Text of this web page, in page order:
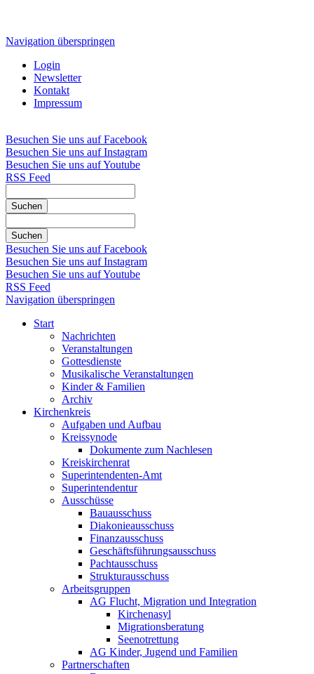
Navigation überspringen
Login
Newsletter
Kontakt
Impressum
Besuchen Sie uns auf Facebook
Besuchen Sie uns auf Instagram
Besuchen Sie uns auf Youtube
RSS Feed
Suchen
Suchen
Besuchen Sie uns auf Facebook
Besuchen Sie uns auf Instagram
Besuchen Sie uns auf Youtube
RSS Feed
Navigation überspringen
Start
Nachrichten
Veranstaltungen
Gottesdienste
Musikalische Veranstaltungen
Kinder & Familien
Archiv
Kirchenkreis
Aufgaben und Aufbau
Kreissynode
Dokumente zum Nachlesen
Kreiskirchenrat
Superintendenten-Amt
Superintendentur
Ausschüsse
Bauausschuss
Diakonieausschuss
Finanzausschuss
Geschäftsführungsausschuss
Pachtausschuss
Strukturausschuss
Arbeitsgruppen
AG Flucht, Migration und Integration
Kirchenasyl
Migrationsberatung
Seenotrettung
AG Kinder, Jugend und Familien
Partnerschaften